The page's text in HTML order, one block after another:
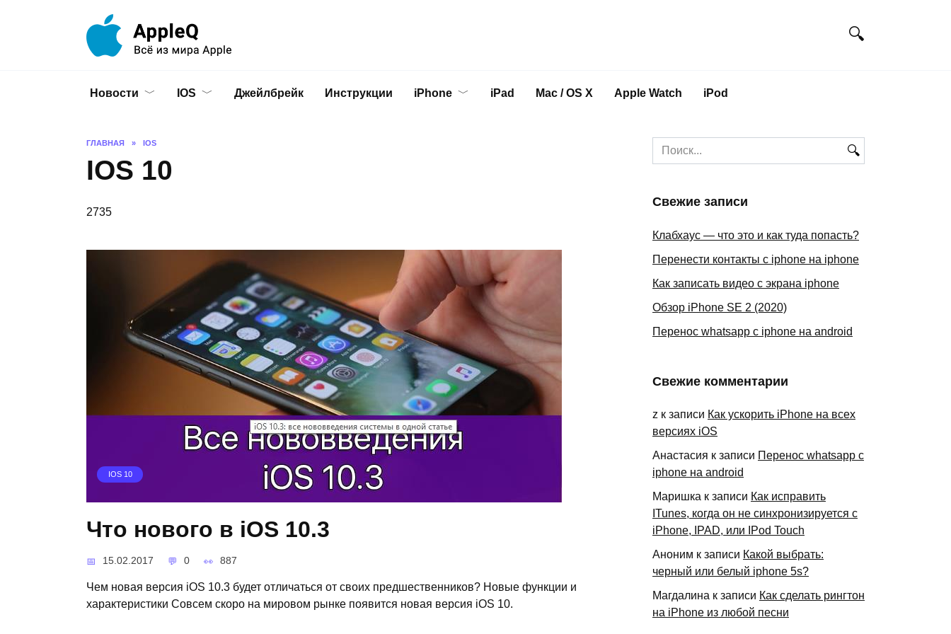
Новости IOS Джейлбрейк Инструкции iPhone iPad Mac / OS X Apple Watch iPod
ГЛАВНАЯ » IOS
IOS 10
2735
IOS 10
Что нового в iOS 10.3
15.02.2017 0 887
Чем новая версия iOS 10.3 будет отличаться от своих предшественников? Новые функции и
характеристики Совсем скоро на мировом рынке появится новая версия iOS 10.
Search
for:
Свежие записи
Клабхаус — что это и как туда попасть?
Перенести контакты с iphone на iphone
Как записать видео с экрана iphone
Обзор iPhone SE 2 (2020)
Перенос whatsapp с iphone на android
Свежие комментарии
z к записи Как ускорить iPhone на всех
версиях iOS
Анастасия к записи Перенос whatsapp с
iphone на android
Маришка к записи Как исправить
ITunes, когда он не синхронизируется с
iPhone, IPAD, или IPod Touch
Аноним к записи Какой выбрать:
черный или белый iphone 5s?
Магдалина к записи Как сделать рингтон
на iPhone из любой песни